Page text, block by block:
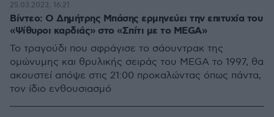
Βίντεο: Ο Δημήτρης Μπάσης ερμηνεύει την επιτυχία του
«Ψίθυροι καρδιάς» στο «Σπίτι με το MEGA»
Το τραγούδι που σφράγισε το σάουντρακ της
ομώνυμης και θρυλικής σειράς του MEGA το 1997, θα
ακουστεί απόψε στις 21:00 προκαλώντας όπως πάντα,
τον ίδιο ενθουσιασμό
25.03.2023, 16:21